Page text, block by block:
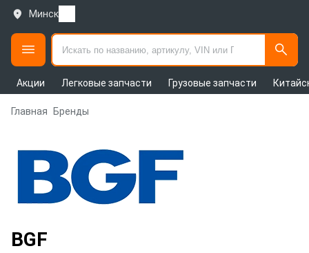
Минск
Акции Легковые запчасти Грузовые запчасти
Главная Бренды
BGF